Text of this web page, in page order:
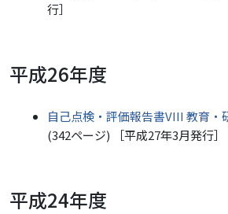
行］
平成26年度
自己点検・評価報告書VIII 教育・
(342ページ) ［平成27年3月発行］
平成24年度